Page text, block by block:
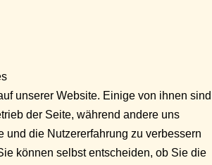
unserer Website. Einige von ihnen sind
der Seite, während andere uns
und die Nutzererfahrung zu verbessern
können selbst entscheiden, ob Sie die